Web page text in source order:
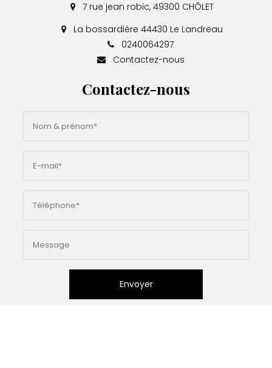
7 rue jean robic, 49300 CHÔLET
La bossardière 44430 Le Landreau
0240064297
Contactez-nous
Contactez-nous
Envoyer